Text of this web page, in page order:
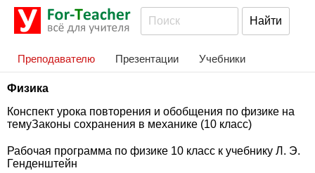
Преподавателю Презентации Учебники
Физика
Конспект урока повторения и обобщения по физике на
темуЗаконы сохранения в механике (10 класс)
Рабочая программа по физике 10 класс к учебнику Л. Э.
Генденштейн